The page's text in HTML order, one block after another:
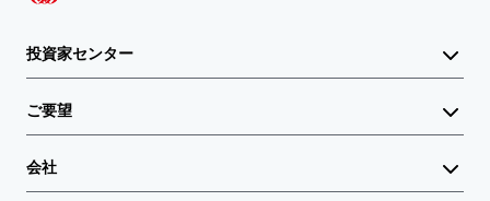
投資家センター
ご要望
会社